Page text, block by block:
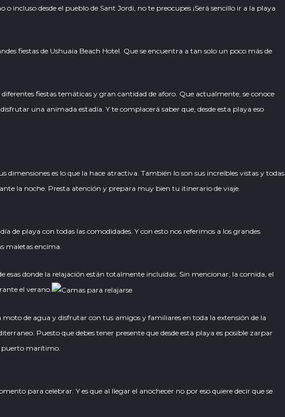
incluso desde el pueblo de Sant Jordi, no te preocupes ¡Será sencillo ir a la playa
fiestas de Ushuaia Beach Hotel. Que se encuentra a tan solo un poco más de
fiestas temáticas y gran cantidad de aforo. Que actualmente, se conoce
una animada estadía. Y te complacerá saber que, desde esta playa eso
dimensiones es lo que la hace atractiva. También lo son sus increíbles vistas y todas
la noche. Presta atención y prepara muy bien tu itinerario de viaje.
de playa con todas las comodidades. Y con esto nos referimos a los grandes
maletas encima.
esas donde la relajación están totalmente incluidas. Sin mencionar, la comida, el
el verano.
de agua y disfrutar con tus amigos y familiares en toda la extensión de la
Puesto que debes tener presente que desde esta playa es posible zarpar
puerto marítimo.
para celebrar. Y es que al llegar el anochecer no por eso quiere decir que se